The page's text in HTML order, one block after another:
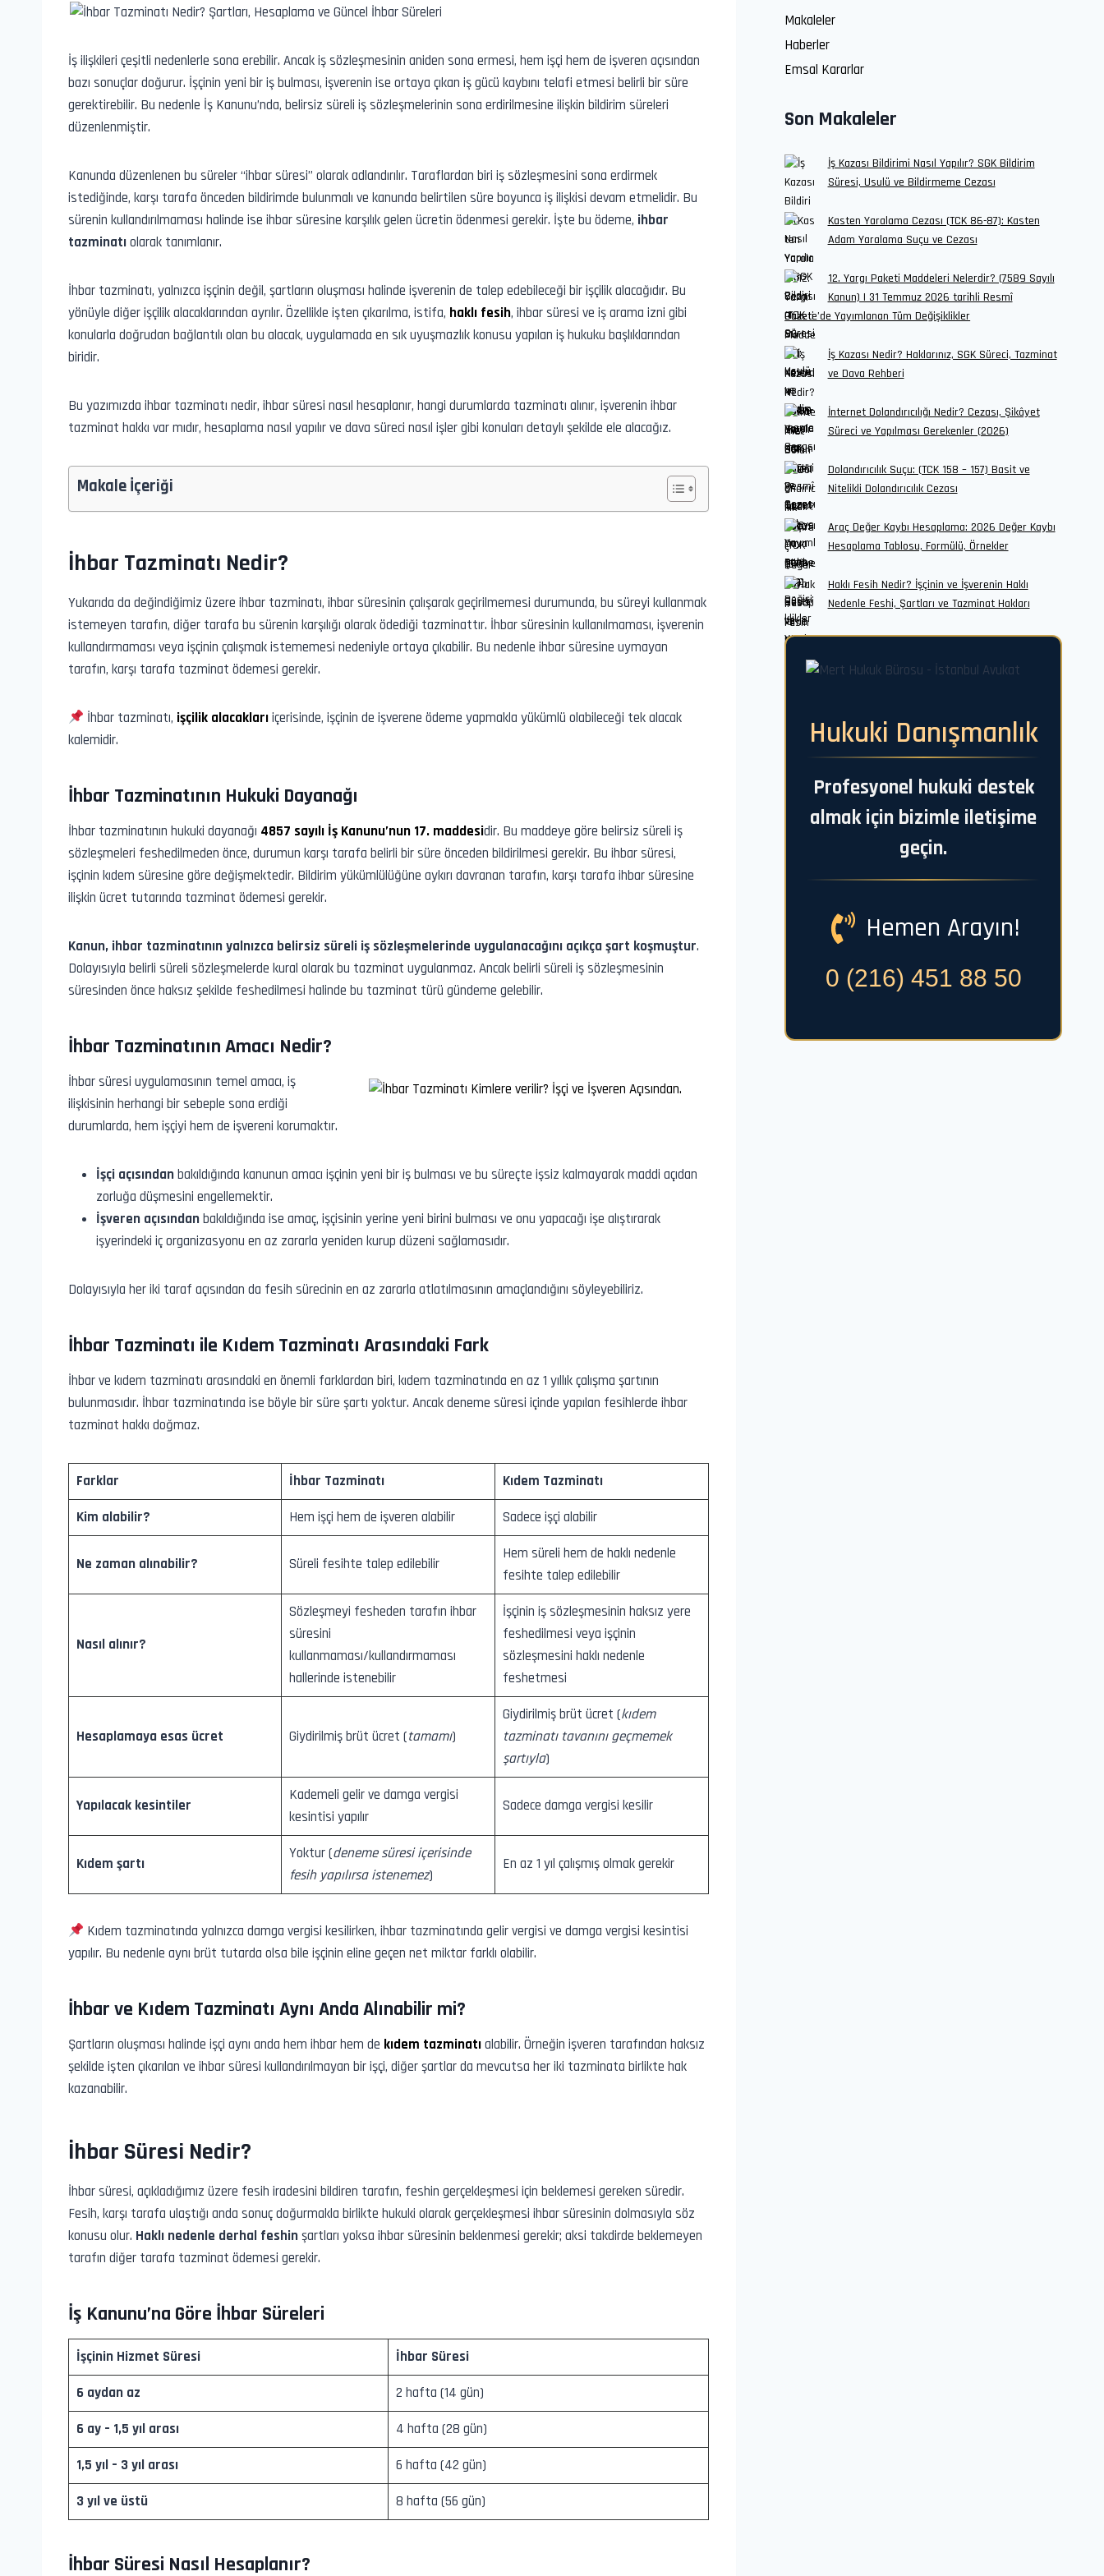
İş ilişkileri çeşitli nedenlerle sona erebilir. Ancak iş sözleşmesinin aniden sona ermesi, hem işçi hem de işveren açısından
bazı sonuçlar doğurur. İşçinin yeni bir iş bulması, işverenin ise ortaya çıkan iş gücü kaybını telafi etmesi belirli bir süre
gerektirebilir. Bu nedenle İş Kanunu’nda, belirsiz süreli iş sözleşmelerinin sona erdirilmesine ilişkin bildirim süreleri
düzenlenmiştir.
Kanunda düzenlenen bu süreler “ihbar süresi” olarak adlandırılır. Taraflardan biri iş sözleşmesini sona erdirmek
istediğinde, karşı tarafa önceden bildirimde bulunmalı ve kanunda belirtilen süre boyunca iş ilişkisi devam etmelidir. Bu
sürenin kullandırılmaması halinde ise ihbar süresine karşılık gelen ücretin ödenmesi gerekir. İşte bu ödeme, ihbar
tazminatıolarak tanımlanır.
İhbar tazminatı, yalnızca işçinin değil, şartların oluşması halinde işverenin de talep edebileceği bir işçilik alacağıdır. Bu
yönüyle diğer işçilik alacaklarından ayrılır. Özellikle işten çıkarılma, istifa, haklı fesih, ihbar süresi ve iş arama izni gibi
konularla doğrudan bağlantılı olan bu alacak, uygulamada en sık uyuşmazlık konusu yapılan iş hukuku başlıklarından
biridir.
Bu yazımızda ihbar tazminatı nedir, ihbar süresi nasıl hesaplanır, hangi durumlarda tazminatı alınır, işverenin ihbar
tazminat hakkı var mıdır, hesaplama nasıl yapılır ve dava süreci nasıl işler gibi konuları detaylı şekilde ele alacağız.
Makale İçeriği
İhbar Tazminatı Nedir?
Yukarıda da değindiğimiz üzere ihbar tazminatı, ihbar süresinin çalışarak geçirilmemesi durumunda, bu süreyi kullanmak
istemeyen tarafın, diğer tarafa bu sürenin karşılığı olarak ödediği tazminattır. İhbar süresinin kullanılmaması, işverenin
kullandırmaması veya işçinin çalışmak istememesi nedeniyle ortaya çıkabilir. Bu nedenle ihbar süresine uymayan
tarafın, karşı tarafa tazminat ödemesi gerekir.
İhbar tazminatı, işçilik alacaklarıiçerisinde, işçinin de işverene ödeme yapmakla yükümlü olabileceği tek alacak
kalemidir.
İhbar Tazminatının Hukuki Dayanağı
İhbar tazminatının hukuki dayanağı 4857 sayılı İş Kanunu’nun 17. maddesidir. Bu maddeye göre belirsiz süreli iş
sözleşmeleri feshedilmeden önce, durumun karşı tarafa belirli bir süre önceden bildirilmesi gerekir. Bu ihbar süresi,
işçinin kıdem süresine göre değişmektedir. Bildirim yükümlülüğüne aykırı davranan tarafın, karşı tarafa ihbar süresine
ilişkin ücret tutarında tazminat ödemesi gerekir.
Kanun, ihbar tazminatının yalnızca belirsiz süreli iş sözleşmelerinde uygulanacağını açıkça şart koşmuştur.
Dolayısıyla belirli süreli sözleşmelerde kural olarak bu tazminat uygulanmaz. Ancak belirli süreli iş sözleşmesinin
süresinden önce haksız şekilde feshedilmesi halinde bu tazminat türü gündeme gelebilir.
İhbar Tazminatının Amacı Nedir?
İhbar süresi uygulamasının temel amacı, iş
ilişkisinin herhangi bir sebeple sona erdiği
durumlarda, hem işçiyi hem de işvereni korumaktır.
İşçi açısındanbakıldığında kanunun amacı işçinin yeni bir iş bulması ve bu süreçte işsiz kalmayarak maddi açıdan
zorluğa düşmesini engellemektir.
İşveren açısındanbakıldığında ise amaç, işçisinin yerine yeni birini bulması ve onu yapacağı işe alıştırarak
işyerindeki iç organizasyonu en az zararla yeniden kurup düzeni sağlamasıdır.
Dolayısıyla her iki taraf açısından da fesih sürecinin en az zararla atlatılmasının amaçlandığını söyleyebiliriz.
İhbar Tazminatı ile Kıdem Tazminatı Arasındaki Fark
İhbar ve kıdem tazminatı arasındaki en önemli farklardan biri, kıdem tazminatında en az 1 yıllık çalışma şartının
bulunmasıdır. İhbar tazminatında ise böyle bir süre şartı yoktur. Ancak deneme süresi içinde yapılan fesihlerde ihbar
tazminat hakkı doğmaz.
Farklar İhbar Tazminatı
Kıdem Tazminatı
Kim alabilir?
Hem işçi hem de işveren alabilir Sadece işçi alabilir
Ne zaman alınabilir? Süreli fesihte talep edilebilir
Hem süreli hem de haklı nedenle
fesihte talep edilebilir
Nasıl alınır?
Sözleşmeyi fesheden tarafın ihbar
süresini
kullanmaması/kullandırmaması
hallerinde istenebilir
İşçinin iş sözleşmesinin haksız yere
feshedilmesi veya işçinin
sözleşmesini haklı nedenle
feshetmesi
Hesaplamaya esas ücret Giydirilmiş brüt ücret (tamamı)
Giydirilmiş brüt ücret (kıdem
tazminatı tavanını geçmemek
şartıyla)
Yapılacak kesintiler
Kademeli gelir ve damga vergisi
kesintisi yapılır
Sadece damga vergisi kesilir
Kıdem şartı
Yoktur (deneme süresi içerisinde
fesih yapılırsa istenemez)
En az 1 yıl çalışmış olmak gerekir
Kıdem tazminatında yalnızca damga vergisi kesilirken, ihbar tazminatında gelir vergisi ve damga vergisi kesintisi
yapılır. Bu nedenle aynı brüt tutarda olsa bile işçinin eline geçen net miktar farklı olabilir.
İhbar ve Kıdem Tazminatı Aynı Anda Alınabilir mi?
Şartların oluşması halinde işçi aynı anda hem ihbar hem de kıdem tazminatıalabilir. Örneğin işveren tarafından haksız
şekilde işten çıkarılan ve ihbar süresi kullandırılmayan bir işçi, diğer şartlar da mevcutsa her iki tazminata birlikte hak
kazanabilir.
İhbar Süresi Nedir?
İhbar süresi, açıkladığımız üzere fesih iradesini bildiren tarafın, feshin gerçekleşmesi için beklemesi gereken süredir.
Fesih, karşı tarafa ulaştığı anda sonuç doğurmakla birlikte hukuki olarak gerçekleşmesi ihbar süresinin dolmasıyla söz
konusu olur. Haklı nedenle derhal feshinşartları yoksa ihbar süresinin beklenmesi gerekir; aksi takdirde beklemeyen
tarafın diğer tarafa tazminat ödemesi gerekir.
İş Kanunu’na Göre İhbar Süreleri
İşçinin Hizmet Süresi
İhbar Süresi
6 aydan az
2 hafta (14 gün)
6 ay – 1,5 yıl arası
4 hafta (28 gün)
1,5 yıl – 3 yıl arası
6 hafta (42 gün)
3 yıl ve üstü
8 hafta (56 gün)
İhbar Süresi Nasıl Hesaplanır?
Makaleler
Haberler
Emsal Kararlar
Son Makaleler
İş Kazası Bildirimi Nasıl Yapılır? SGK Bildirim
Süresi, Usulü ve Bildirmeme Cezası
Kasten Yaralama Cezası (TCK 86-87): Kasten
Adam Yaralama Suçu ve Cezası
12. Yargı Paketi Maddeleri Nelerdir? (7589 Sayılı
Kanun) | 31 Temmuz 2026 tarihli Resmî
Gazete’de Yayımlanan Tüm Değişiklikler
İş Kazası Nedir? Haklarınız, SGK Süreci, Tazminat
ve Dava Rehberi
İnternet Dolandırıcılığı Nedir? Cezası, Şikâyet
Süreci ve Yapılması Gerekenler (2026)
Dolandırıcılık Suçu: (TCK 158 – 157) Basit ve
Nitelikli Dolandırıcılık Cezası
Araç Değer Kaybı Hesaplama: 2026 Değer Kaybı
Hesaplama Tablosu, Formülü, Örnekler
Haklı Fesih Nedir? İşçinin ve İşverenin Haklı
Nedenle Feshi, Şartları ve Tazminat Hakları
Hukuki Danışmanlık
Profesyonel hukuki destek
almak için bizimle iletişime
geçin.
Hemen Arayın!
0 (216) 451 88 50